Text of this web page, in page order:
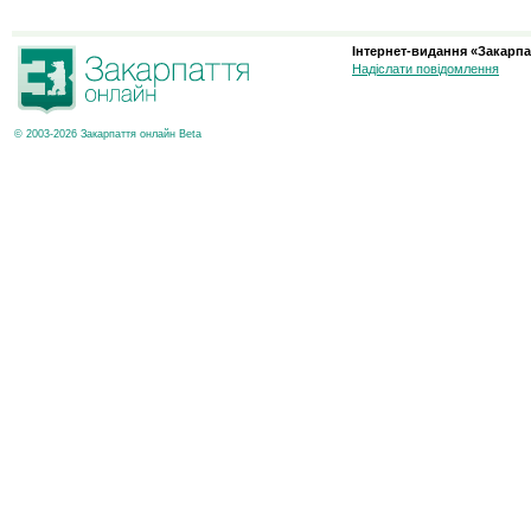
© 2003-2026 Закарпаття онлайн Beta
Інтернет-видання
Надіслати повідомлення